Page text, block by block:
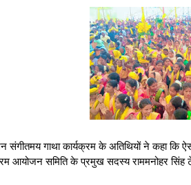
संगीतमय गाथा कार्यक्रम के अतिथियों ने कहा कि
आयोजन समिति के प्रमुख सदस्य राममनोहर